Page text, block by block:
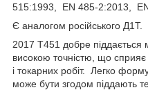
515:1993, EN 485-2:2013,
Є аналогом російського Д1Т.
2017 Т451 добре піддається
високою точністю, що
і токарних робіт. Легко
може бути згодом піддають